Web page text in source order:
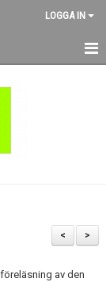
LOGGA IN
>
<
av den